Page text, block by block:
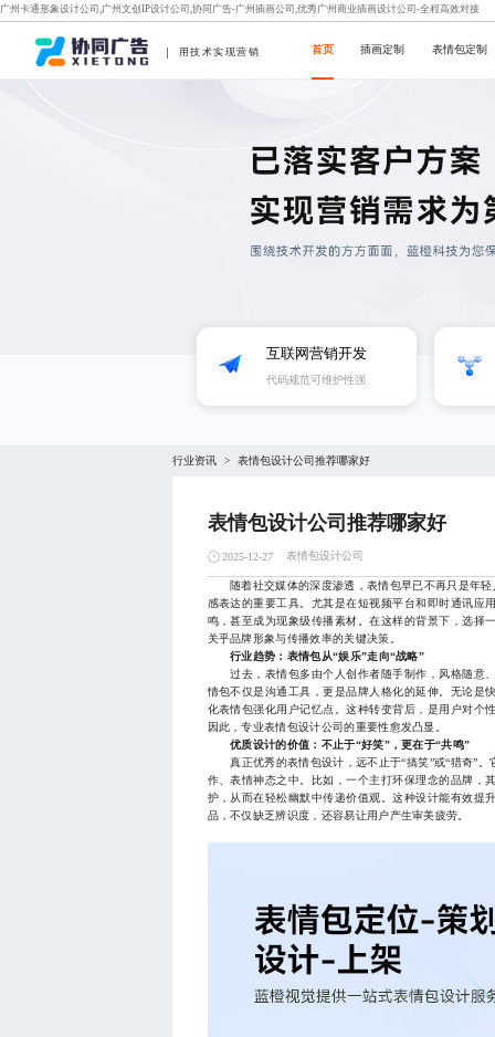
广州卡通形象设计公司,广州文创IP设计公司,协同广告-广州插画公司,优秀广州商业插画设计公司-全程高效对接
用技术实现营销 首页 插画定制 表情包定制
互联网营销开发
代码规范可维护性强
行业资讯 > 表情包设计公司推荐哪家好
表情包设计公司推荐哪家好
2025-12-27 表情包设计公司
随着社交媒体的深度渗透，表情包早已不再只是年轻
感表达的重要工具。尤其是在短视频平台和即时通讯应
鸣，甚至成为现象级传播素材。在这样的背景下，选择
关乎品牌形象与传播效率的关键决策。
行业趋势：表情包从“娱乐”走向“战略”
过去，表情包多由个人创作者随手制作，风格随意
情包不仅是沟通工具，更是品牌人格化的延伸。无论是
化表情包强化用户记忆点。这种转变背后，是用户对个
因此，专业表情包设计公司的重要性愈发凸显。
优质设计的价值：不止于“好笑”，更在于“共鸣”
真正优秀的表情包设计，远不止于“搞笑”或“猎奇”。
作、表情神态之中。比如，一个主打环保理念的品牌，
护，从而在轻松幽默中传递价值观。这种设计能有效提
品，不仅缺乏辨识度，还容易让用户产生审美疲劳。